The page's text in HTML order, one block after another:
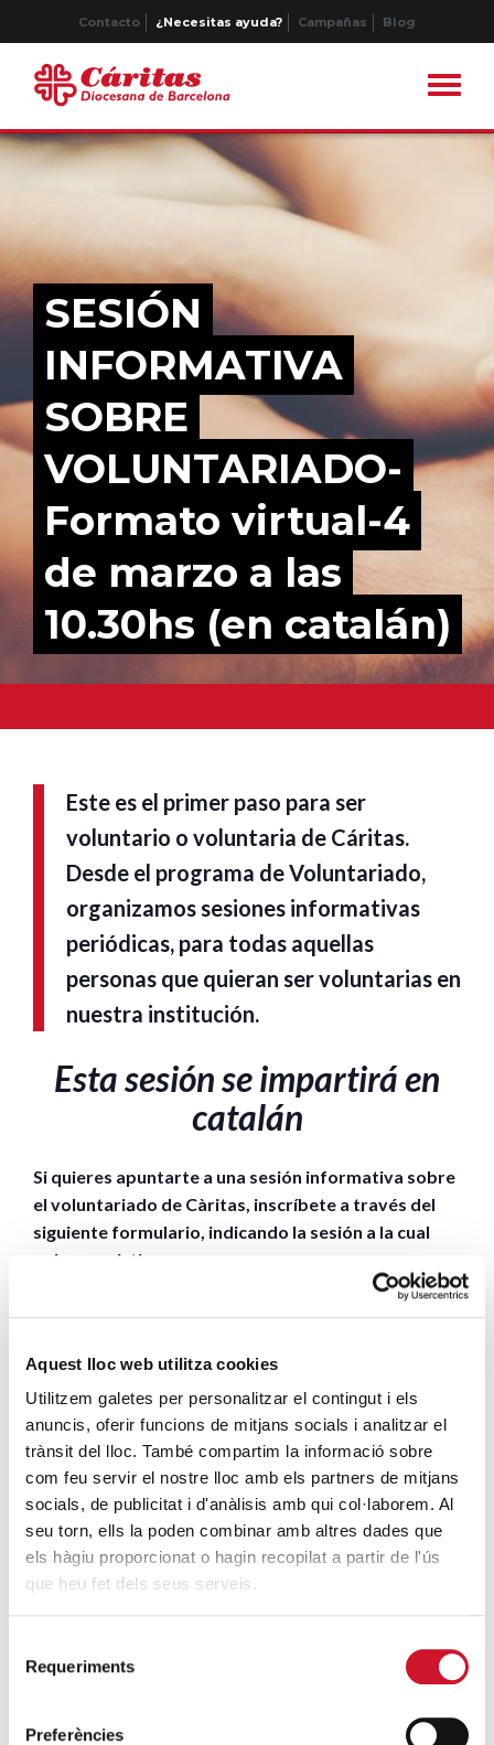
Aquest lloc web utilitza cookies
Utilitzem galetes per personalitzar el contingut i els
anuncis, oferir funcions de mitjans socials i analitzar el
trànsit del lloc. També compartim la informació sobre
com feu servir el nostre lloc amb els partners de mitjans
socials, de publicitat i d'anàlisis amb qui col·laborem. Al
seu torn, ells la poden combinar amb altres dades que
els hàgiu proporcionat o hagin recopilat a partir de l'ús
que heu fet dels seus serveis.
Requeriments
Preferències
Contacto ¿Necesitas ayuda? Campañas Blog
SESIÓN
INFORMATIVA
SOBRE
VOLUNTARIADO-
Formato virtual-4
de marzo a las
10.30hs (en catalán)
Este es el primer paso para ser
voluntario o voluntaria de Cáritas.
Desde el programa de Voluntariado,
organizamos sesiones informativas
periódicas, para todas aquellas
personas que quieran ser voluntarias en
nuestra institución.
Esta sesión se impartirá en
catalán
Si quieres apuntarte a una sesión informativa sobre
el voluntariado de Càritas, inscríbete a través del
siguiente formulario, indicando la sesión a la cual
quieres asistir:
Hazte voluntario | Caritas
Barcelona
El programa de voluntariado de Cáritas Barcelona cuenta con el
soporte de la Generalitat de Catalunya.
ENTRADA GRATUITA
MAR
2025